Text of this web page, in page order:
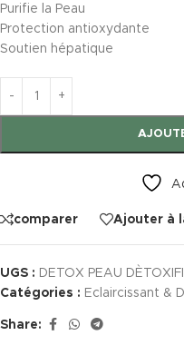
Purifie la Peau
Protection antioxydante
Soutien hépatique
comparer Ajouter à
UGS : DETOX PEAU
Catégories : Eclaircissant &
Share: